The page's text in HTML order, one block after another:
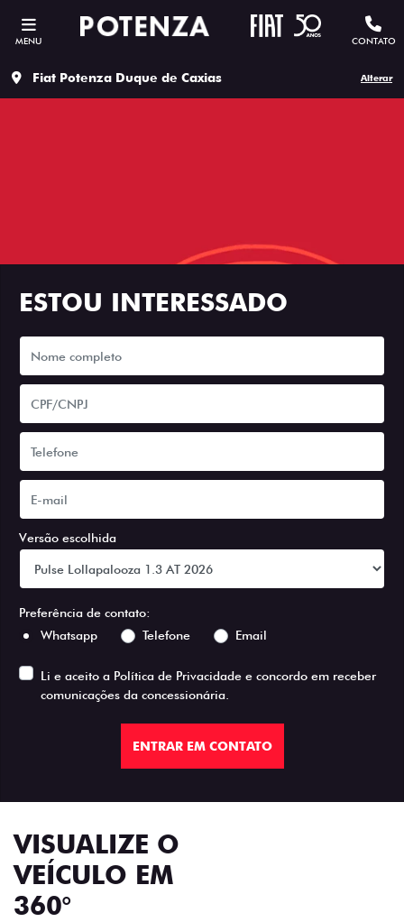
MENU CONTATO
Fiat Potenza Duque de Caxias Alterar
ESTOU INTERESSADO
Versão escolhida
Preferência de contato:
Whatsapp
Telefone Email
Li e aceito a Política de Privacidade e concordo em receber
comunicações da concessionária.
ENTRAR EM CONTATO
VISUALIZE O
VEÍCULO EM
360°